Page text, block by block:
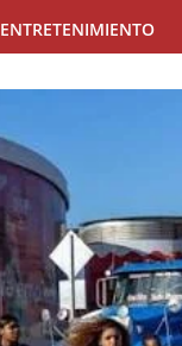
ENTRETENIMIENTO